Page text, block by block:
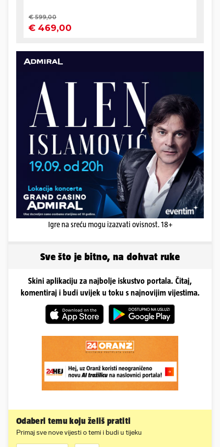
Igre na sreću mogu izazvati ovisnost. 18+
Sve što je bitno, na dohvat ruke
Skini aplikaciju za najbolje iskustvo portala. Čitaj,
komentiraj i budi uvijek u toku s najnovijim vijestima.
Odaberi temu koju želiš pratiti
Primaj sve nove vijesti o temi i budi u tijeku